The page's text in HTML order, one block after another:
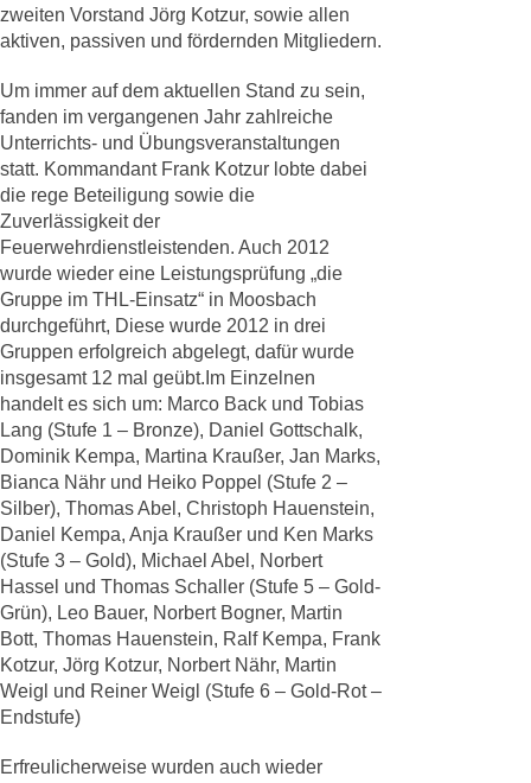
zweiten Vorstand Jörg Kotzur, sowie allen
aktiven, passiven und fördernden Mitgliedern.
Um immer auf dem aktuellen Stand zu sein,
fanden im vergangenen Jahr zahlreiche
Unterrichts- und Übungsveranstaltungen
statt. Kommandant Frank Kotzur lobte dabei
die rege Beteiligung sowie die
Zuverlässigkeit der
Feuerwehrdienstleistenden. Auch 2012
wurde wieder eine Leistungsprüfung „die
Gruppe im THL-Einsatz“ in Moosbach
durchgeführt, Diese wurde 2012 in drei
Gruppen erfolgreich abgelegt, dafür wurde
insgesamt 12 mal geübt.Im Einzelnen
handelt es sich um: Marco Back und Tobias
Lang (Stufe 1 – Bronze), Daniel Gottschalk,
Dominik Kempa, Martina Kraußer, Jan Marks,
Bianca Nähr und Heiko Poppel (Stufe 2 –
Silber), Thomas Abel, Christoph Hauenstein,
Daniel Kempa, Anja Kraußer und Ken Marks
(Stufe 3 – Gold), Michael Abel, Norbert
Hassel und Thomas Schaller (Stufe 5 – Gold-
Grün), Leo Bauer, Norbert Bogner, Martin
Bott, Thomas Hauenstein, Ralf Kempa, Frank
Kotzur, Jörg Kotzur, Norbert Nähr, Martin
Weigl und Reiner Weigl (Stufe 6 – Gold-Rot –
Endstufe)
Erfreulicherweise wurden auch wieder